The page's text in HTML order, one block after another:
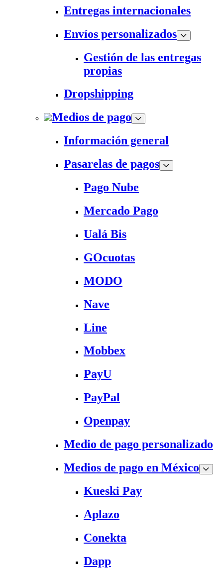
Entregas internacionales
Envíos personalizados
Gestión de las entregas
propias
Dropshipping
Medios de pago
Información general
Pasarelas de pagos
Pago Nube
Mercado Pago
Ualá Bis
GOcuotas
MODO
Nave
Line
Mobbex
PayU
PayPal
Openpay
Medio de pago personalizado
Medios de pago en México
Kueski Pay
Aplazo
Conekta
Dapp